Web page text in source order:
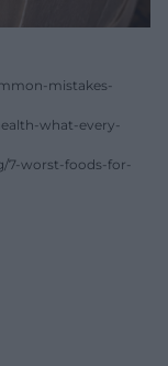
mistakes-
what-every-
7-worst-foods-for-